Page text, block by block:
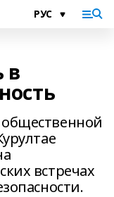
в
встречах